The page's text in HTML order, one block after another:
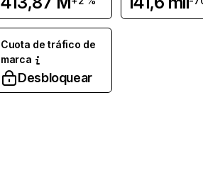
Cuota de tráfico de
marca
Desbloquear